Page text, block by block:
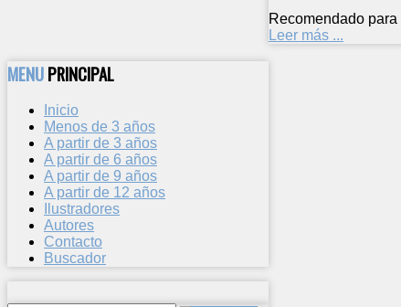
Recomendado para
Leer más ...
MENUPRINCIPAL
Inicio
Menos de 3 años
A partir de 3 años
A partir de 6 años
A partir de 9 años
A partir de 12 años
Ilustradores
Autores
Contacto
Buscador